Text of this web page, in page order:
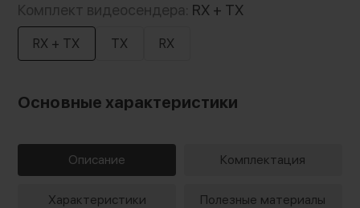
Комплект видеосендера: RX + TX
RX + TX TX RX
Основные характеристики
Описание Комплектация
Характеристики Полезные материалы